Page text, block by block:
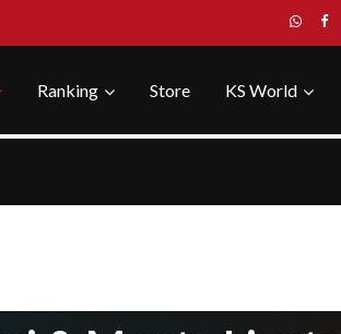
Ranking Store KS World